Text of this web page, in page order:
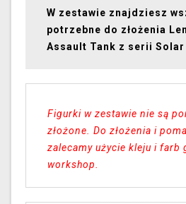
W zestawie znajdziesz
potrzebne do złożenia
Assault Tank z serii Solar
Figurki w zestawie nie są
złożone. Do złożenia i
zalecamy użycie kleju i farb
workshop.